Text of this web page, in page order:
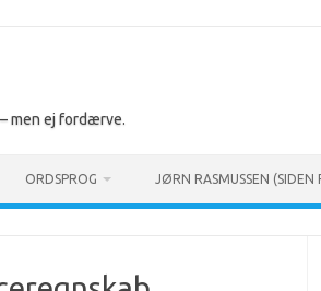
men ej fordærve.
ORDSPROG JØRN RASMUSSEN (SIDEN